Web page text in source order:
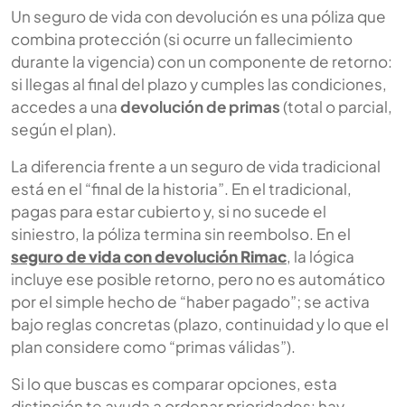
Un seguro de vida con devolución es una póliza que
combina protección (si ocurre un fallecimiento
durante la vigencia) con un componente de retorno:
si llegas al final del plazo y cumples las condiciones,
accedes a unadevolución de primas (total o parcial,
según el plan).
La diferencia frente a un seguro de vida tradicional
está en el “final de la historia”. En el tradicional,
pagas para estar cubierto y, si no sucede el
siniestro, la póliza termina sin reembolso. En el
seguro de vida con devolución Rimac, la lógica
incluye ese posible retorno, pero no es automático
por el simple hecho de “haber pagado”; se activa
bajo reglas concretas (plazo, continuidad y lo que el
plan considere como “primas válidas”).
Si lo que buscas es comparar opciones, esta